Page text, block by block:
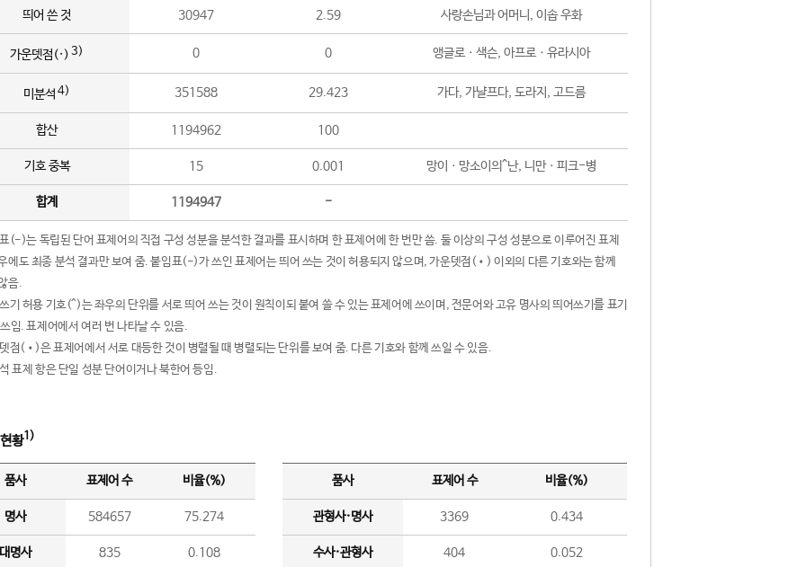
띄어 쓴 것 30947 2.59 사랑손님과 어머니, 이솝 우화
가운뎃점(·) 3) 0 0 앵글로ㆍ색슨, 아프로ㆍ유라시아
미분석 4) 351588 29.423 가다, 가냘프다, 도라지, 고드름
합산 1194962 100
기호 중복 15 0.001 망이ㆍ망소이의^난, 니만ㆍ피크-병
합계 1194947 -
(-)는 독립된 단어 표제어의 직접 구성 성분을 분석한 결과를 표시하며 한 표제어에 한 번만 씀. 둘 이상의 구성 성분으로 이루어진 표제
에도 최종 분석 결과만 보여 줌. 붙임표(-)가 쓰인 표제어는 띄어 쓰는 것이 허용되지 않으며, 가운뎃점(•) 이외의 다른 기호와는 함께
음.
기 허용 기호(^)는 좌우의 단위를 서로 띄어 쓰는 것이 원칙이되 붙여 쓸 수 있는 표제어에 쓰이며, 전문어와 고유 명사의 띄어쓰기를 표기
임. 표제어에서 여러 번 나타날 수 있음.
점(•)은 표제어에서 서로 대등한 것이 병렬될 때 병렬되는 단위를 보여 줌. 다른 기호와 함께 쓰일 수 있음.
표제 항은 단일 성분 단어이거나 북한어 등임.
황1)
품사 표제어 수 비율(%)
명사 584657 75.274
명사 835 0.108
품사 표제어 수 비율(%)
관형사·명사 3369 0.434
수사·관형사 404 0.052